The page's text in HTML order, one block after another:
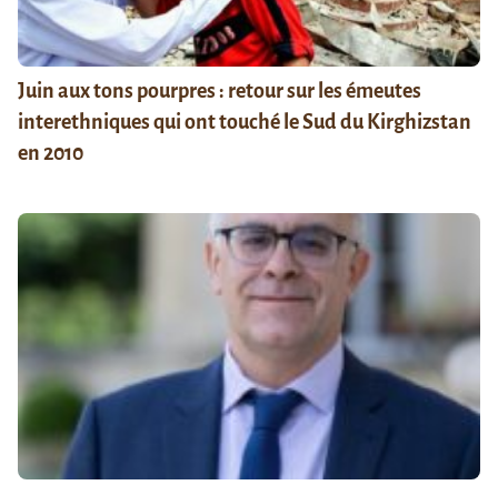
Juin aux tons pourpres : retour sur les émeutes
interethniques qui ont touché le Sud du Kirghizstan
en 2010